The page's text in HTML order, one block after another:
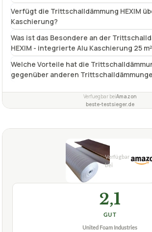
Verfügt die Trittschalldämmung HEXIM
Kaschierung?
Was ist das Besondere an der
HEXIM - integrierte Alu Kaschierung 25
Welche Vorteile hat die
gegenüber anderen
Verfuegbar beiAmazon
beste-testsieger.de
2,1
GUT
United Foam Industries